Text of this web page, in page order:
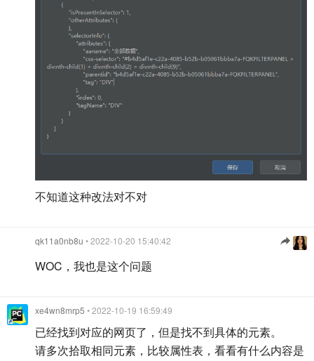
不知道这种改法对不对
qk11a0nb8u • 2022-10-20 15:40:42
WOC，我也是这个问题
xe4wn8mrp5 • 2022-10-19 16:59:49
已经找到对应的网页了，但是找不到具体的元素。
请多次拾取相同元素，比较属性表，看看有什么内容是